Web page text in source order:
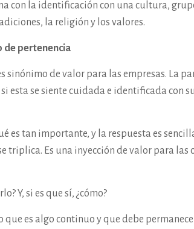
con la identificación con una cultura,
la religión y los valores.
de pertenencia
sinónimo de valor para las empresas. La
esta se siente cuidada e identificada con
es tan importante, y la respuesta es
triplica. Es una inyección de valor para las
Y, si es que sí, ¿cómo?
que es algo continuo y que debe